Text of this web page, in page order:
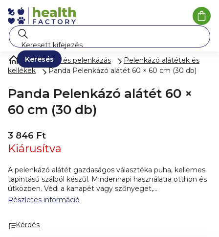
tartalomhoz
Keresés
Pelenkák és pelenkázás
Pelenkázó alátétek és
kellékek
Panda Pelenkázó alátét 60 × 60 cm (30 db)
Panda Pelenkázó alátét 60 ×
60 cm (30 db)
3 846 Ft
Kiárusítva
A pelenkázó alátét gazdaságos választéka puha, kellemes
tapintású szálból készül. Mindennapi használatra otthon és
útközben. Védi a kanapét vagy szőnyeget,
pelenkázóasztalt vagy babakocsit, miközben higiénikus
szigetelőfólia, ragasztó.
Részletes információ
Kérdés